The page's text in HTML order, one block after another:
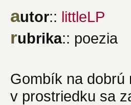
autor:: littleLP
rubrika:: poezia
Gombík na dobrú
v prostriedku sa